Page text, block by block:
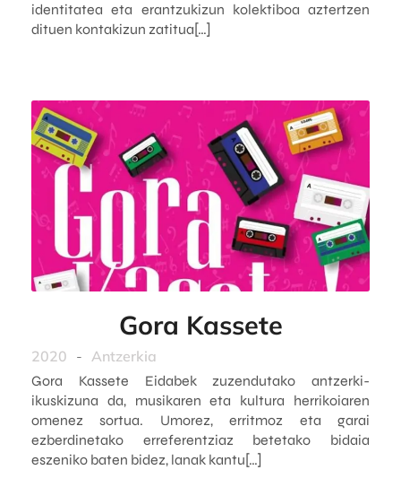
identitatea eta erantzukizun kolektiboa aztertzen
dituen kontakizun zatitua[…]
Gora Kassete
2020 - Antzerkia
Gora Kassete Eidabek zuzendutako antzerki-
ikuskizuna da, musikaren eta kultura herrikoiaren
omenez sortua. Umorez, erritmoz eta garai
ezberdinetako erreferentziaz betetako bidaia
eszeniko baten bidez, lanak kantu[…]